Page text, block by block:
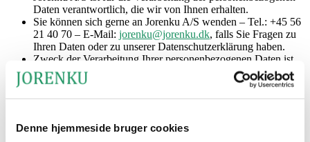
Denne hjemmeside bruger cookies
Daten verantwortlich, die wir von Ihnen erhalten.
Sie können sich gerne an Jorenku A/S wenden – Tel.: +45 56
21 40 70 – E-Mail: jorenku@jorenku.dk, falls Sie Fragen zu
Ihren Daten oder zu unserer Datenschutzerklärung haben.
Zweck der Verarbeitung Ihrer personenbezogenen Daten ist
es, Ihnen und Ihrem Unternehmen unsere Waren oder
Dienstleistungen bereitzustellen sowie Sie über Neuigkeiten,
Funktionen und Produktmöglichkeiten zu informieren, gemäß
Rechtsgrundlage für die Verarbeitung Ihrer